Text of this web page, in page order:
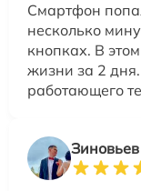
Смартфон
несколько
кнопках. В
жизни за 2
работающего